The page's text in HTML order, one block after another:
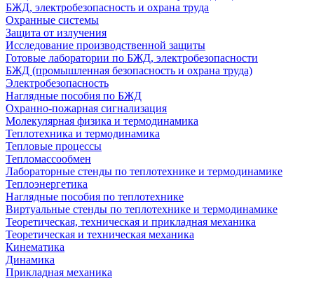
БЖД, электробезопасность и охрана труда
Охранные системы
Защита от излучения
Исследование производственной защиты
Готовые лаборатории по БЖД, электробезопасности
БЖД (промышленная безопасность и охрана труда)
Электробезопасность
Наглядные пособия по БЖД
Охранно-пожарная сигнализация
Молекулярная физика и термодинамика
Теплотехника и термодинамика
Тепловые процессы
Тепломассообмен
Лабораторные стенды по теплотехнике и термодинамике
Теплоэнергетика
Наглядные пособия по теплотехнике
Виртуальные стенды по теплотехнике и термодинамике
Теоретическая, техническая и прикладная механика
Теоретическая и техническая механика
Кинематика
Динамика
Прикладная механика